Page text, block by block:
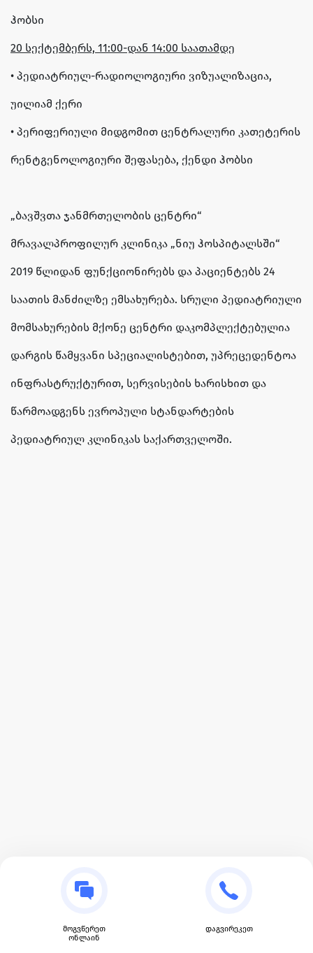
მოგვწერეთ
ონლაინ
დაგვირეკეთ
ჰობსი
20 სექტემბერს, 11:00-დან 14:00 საათამდე
• პედიატრიულ-რადიოლოგიური ვიზუალიზაცია,
უილიამ ქერი
• პერიფერიული მიდგომით ცენტრალური კათეტერის
რენტგენოლოგიური შეფასება, ქენდი ჰობსი
„ბავშვთა ჯანმრთელობის ცენტრი“
მრავალპროფილურ კლინიკა „ნიუ ჰოსპიტალსში“
2019 წლიდან ფუნქციონირებს და პაციენტებს 24
საათის მანძილზე ემსახურება. სრული პედიატრიული
მომსახურების მქონე ცენტრი დაკომპლექტებულია
დარგის წამყვანი სპეციალისტებით, უპრეცედენტოა
ინფრასტრუქტურით, სერვისების ხარისხით და
წარმოადგენს ევროპული სტანდარტების
პედიატრიულ კლინიკას საქართველოში.